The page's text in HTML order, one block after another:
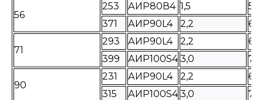
56
253 АИР80В4 1,5
58
371
АИР90L4 2,2 63
71
293 АИР90L4 2,2
63
399
АИР100S4 3,0 72
90
231 АИР90L4 2,2
63
315
АИР100S4 3,0 72